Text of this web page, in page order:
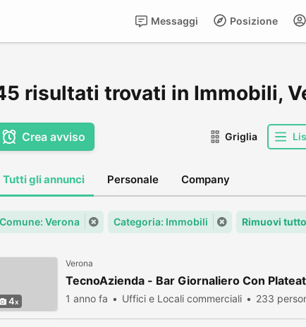
Posizione
Messaggi
risultati trovati in Immobili,
Crea avviso Griglia
Tutti gli annunci Personale Company
Comune: Verona Categoria: Immobili Rimuovi tutto
4
Verona
TecnoAzienda - Bar Giornaliero Con
1 anno fa Uffici e Locali commerciali 233